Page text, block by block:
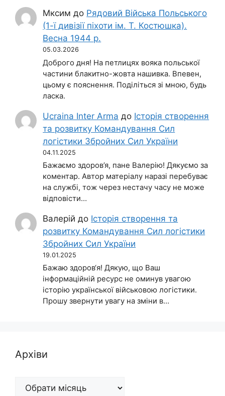
Мксим до Рядовий Війська Польського
(1-ї дивізії піхоти ім. Т. Костюшка).
Весна 1944 р.
05.03.2026
Доброго дня! На петлицях вояка польської
частини блакитно-жовта нашивка. Впевен,
цьому є пояснення. Поділіться зі мною, будь
ласка.
Ucraina Inter Arma до Історія створення
та розвитку Командування Сил
логістики Збройних Сил України
04.11.2025
Бажаємо здоров’я, пане Валерію! Дякуємо за
коментар. Автор матеріалу наразі перебуває
на службі, тож через нестачу часу не може
відповісти…
Валерій до Історія створення та
розвитку Командування Сил логістики
Збройних Сил України
19.01.2025
Бажаю здоров‘я! Дякую, що Ваш
інформаційній ресурс не оминув увагою
історію української військовою логістики.
Прошу звернути увагу на зміни в…
Архіви
Архіви